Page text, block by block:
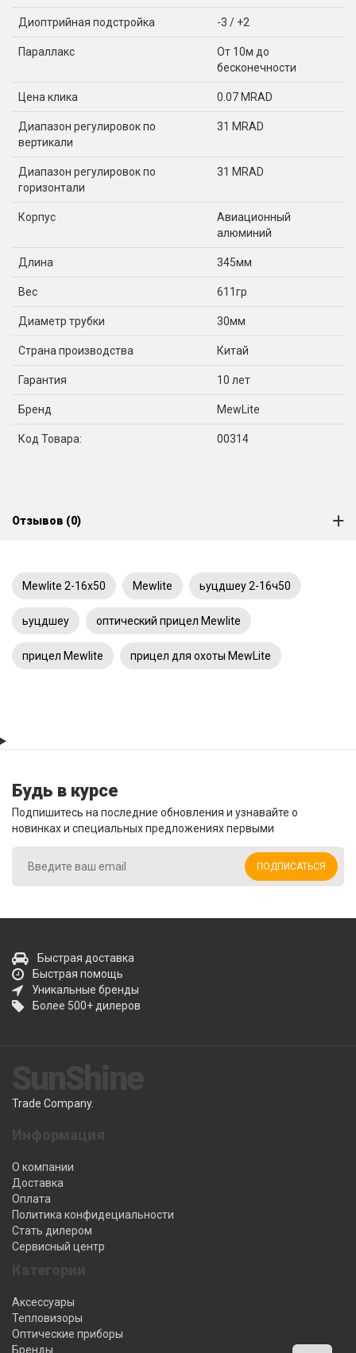
Диоптрийная подстройка -3 / +2
Параллакс
От 10м до
бесконечности
Цена клика 0.07 MRAD
Диапазон регулировок по
вертикали
31 MRAD
Диапазон регулировок по
горизонтали
31 MRAD
Корпус
Авиационный
алюминий
Длина 345мм
Вес 611гр
Диаметр трубки 30мм
Страна производства Китай
Гарантия 10 лет
Бренд MewLite
Код Товара: 00314
Отзывов (0)
Mewlite 2-16x50 Mewlite ьуцдшеу 2-16ч50
ьуцдшеу оптический прицел Mewlite
прицел Mewlite прицел для охоты MewLite
Будь в курсе
Подпишитесь на последние обновления и узнавайте о
новинках и специальных предложениях первыми
ПОДПИСАТЬСЯ
Быстрая доставка
Быстрая помощь
Уникальные бренды
Более 500+ дилеров
Trade Company.
О компании
Доставка
Оплата
Политика конфидециальности
Стать дилером
Сервисный центр
Аксессуары
Тепловизоры
Оптические приборы
Бренды